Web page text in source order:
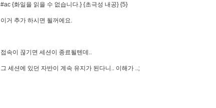
#ac {화일을 읽을 수 없습니다.} {초극성 내공} {5}
이거 추가 하시면 될꺼에요.
접속이 끊기면 세션이 종료될텐데..
그 세션에 있던 자반이 계속 유지가 된다니.. 이해가 ..;